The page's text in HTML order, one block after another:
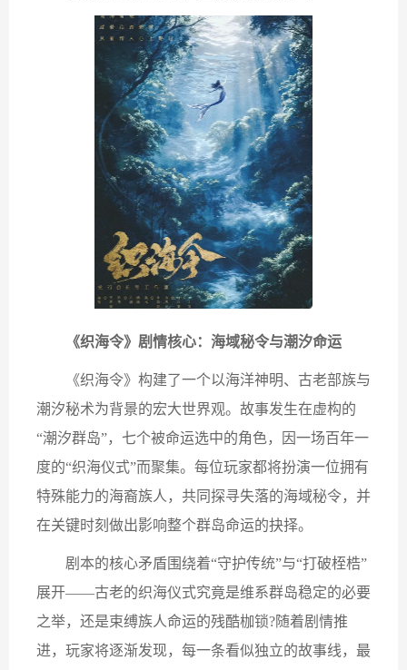
《织海令》剧情核心：海域秘令与潮汐命运
《织海令》构建了一个以海洋神明、古老部族与
潮汐秘术为背景的宏大世界观。故事发生在虚构的
“潮汐群岛”，七个被命运选中的角色，因一场百年一
度的“织海仪式”而聚集。每位玩家都将扮演一位拥有
特殊能力的海裔族人，共同探寻失落的海域秘令，并
在关键时刻做出影响整个群岛命运的抉择。
剧本的核心矛盾围绕着“守护传统”与“打破桎梏”
展开——古老的织海仪式究竟是维系群岛稳定的必要
之举，还是束缚族人命运的残酷枷锁?随着剧情推
进，玩家将逐渐发现，每一条看似独立的故事线，最